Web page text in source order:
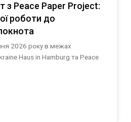
з Peace Paper Project:
роботи до
2026 року в межах
Haus in Hamburg та Peace